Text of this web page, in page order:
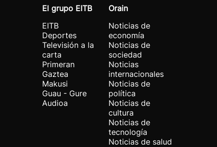
El grupo EITB
EITB
Deportes
Televisión a la
carta
Primeran
Gaztea
Makusi
Guau - Gure
Audioa
Orain
Noticias de
economía
Noticias de
sociedad
Noticias
internacionales
Noticias de
política
Noticias de
cultura
Noticias de
tecnología
Noticias de salud